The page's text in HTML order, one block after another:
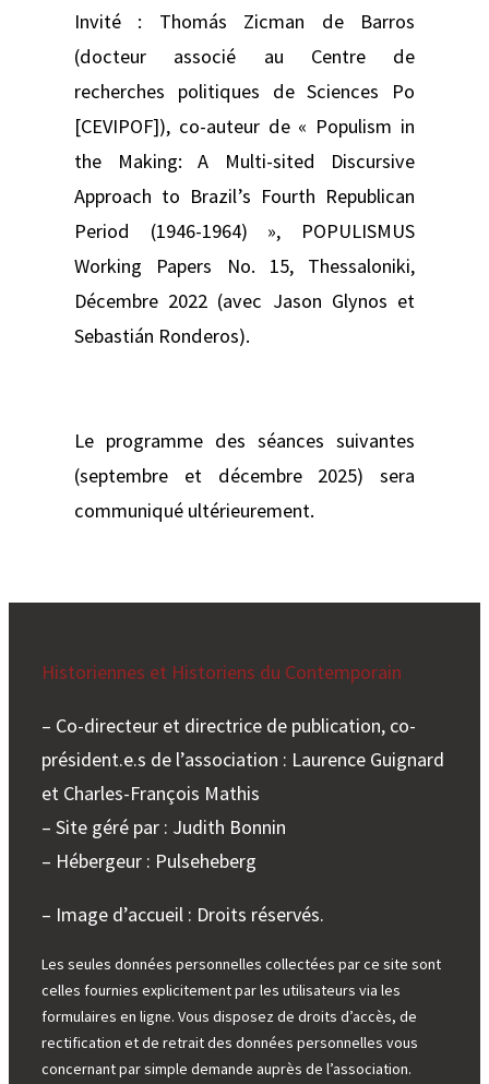
Invité : Thomás Zicman de Barros
(docteur associé au Centre de
recherches politiques de Sciences Po
[CEVIPOF]), co-auteur de « Populism in
the Making: A Multi-sited Discursive
Approach to Brazil’s Fourth Republican
Period (1946-1964) », POPULISMUS
Working Papers No. 15, Thessaloniki,
Décembre 2022 (avec Jason Glynos et
Sebastián Ronderos).
Le programme des séances suivantes
(septembre et décembre 2025) sera
communiqué ultérieurement.
Historiennes et Historiens du Contemporain
– Co-directeur et directrice de publication, co-
président.e.s de l’association : Laurence Guignard
et Charles-François Mathis
– Site géré par : Judith Bonnin
– Hébergeur : Pulseheberg
– Image d’accueil : Droits réservés.
Les seules données personnelles collectées par ce site sont
celles fournies explicitement par les utilisateurs via les
formulaires en ligne. Vous disposez de droits d’accès, de
rectification et de retrait des données personnelles vous
concernant par simple demande auprès de l’association.